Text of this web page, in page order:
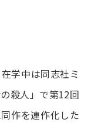
学中は同志社ミ
殺人」で第12回
作を連作化した